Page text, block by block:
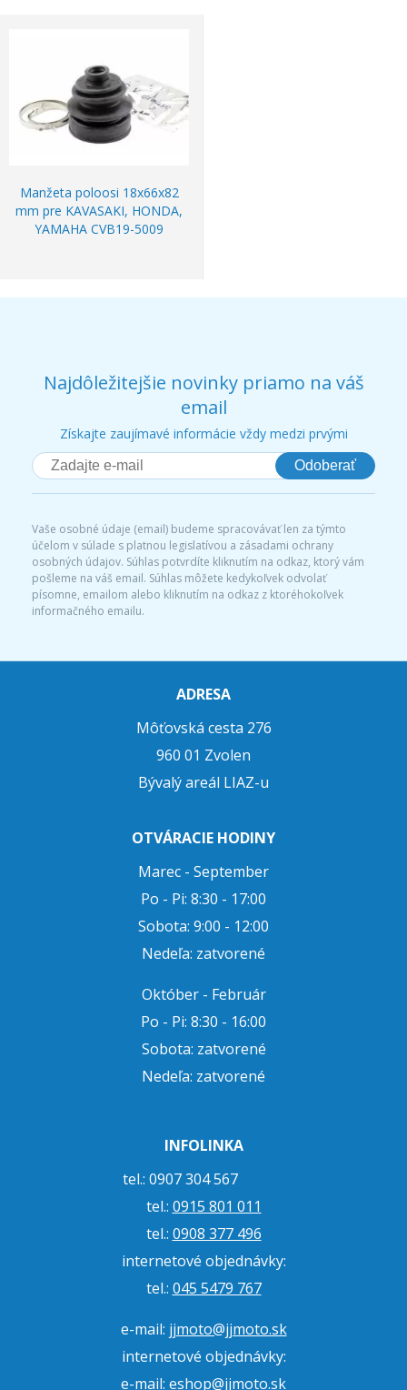
Manžeta poloosi 18x66x82
mm pre KAVASAKI, HONDA,
YAMAHA CVB19-5009
Najdôležitejšie novinky priamo na váš
email
Získajte zaujímavé informácie vždy medzi prvými
Odoberať
Vaše osobné údaje (email) budeme spracovávať len za týmto
účelom v súlade s platnou legislatívou a zásadami ochrany
osobných údajov. Súhlas potvrdíte kliknutím na odkaz, ktorý vám
pošleme na váš email. Súhlas môžete kedykoľvek odvolať
písomne, emailom alebo kliknutím na odkaz z ktoréhokoľvek
informačného emailu.
ADRESA
Môťovská cesta 276
960 01 Zvolen
Bývalý areál LIAZ-u
OTVÁRACIE HODINY
Marec - September
Po - Pi: 8:30 - 17:00
Sobota: 9:00 - 12:00
Nedeľa: zatvorené
Október - Február
Po - Pi: 8:30 - 16:00
Sobota: zatvorené
Nedeľa: zatvorené
INFOLINKA
tel.: 0907 304 567
tel.: 0915 801 011
tel.: 0908 377 496
internetové objednávky:
tel.: 045 5479 767
e-mail: jjmoto@jjmoto.sk
internetové objednávky:
e-mail: eshop@jjmoto.sk